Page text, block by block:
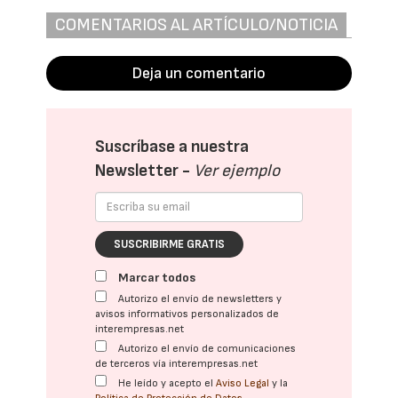
COMENTARIOS AL ARTÍCULO/NOTICIA
Deja un comentario
Suscríbase a nuestra
Newsletter - Ver ejemplo
SUSCRIBIRME GRATIS
Marcar todos
Autorizo el envío de newsletters y
avisos informativos personalizados de
interempresas.net
Autorizo el envío de comunicaciones
de terceros vía interempresas.net
He leído y acepto elAviso Legal y la